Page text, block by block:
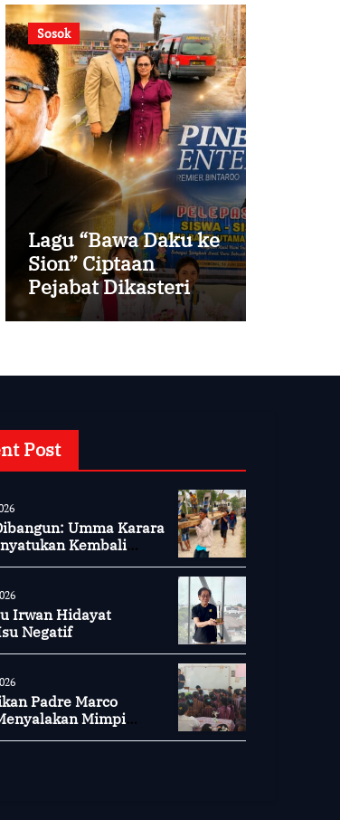
Sosok
Lagu “Bawa Daku ke
Sion” Ciptaan
Pejabat Dikasteri
Vatikan, Peraih
Post
Umma Karara
Kembali
Irwan Hidayat
Negatif
Padre Marco
Mimpi